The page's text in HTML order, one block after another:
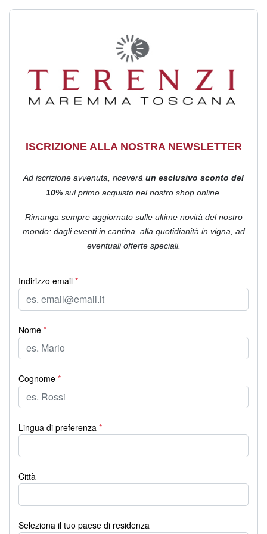
ISCRIZIONE ALLA NOSTRA NEWSLETTER
Ad iscrizione avvenuta, riceverà un esclusivo sconto del
10%sul primo acquisto nel nostro shop online.
Rimanga sempre aggiornato sulle ultime novità del nostro
mondo: dagli eventi in cantina, alla quotidianità in vigna, ad
eventuali offerte speciali.
Indirizzo email *
Nome *
Cognome *
Lingua di preferenza *
Città
Seleziona il tuo paese di residenza